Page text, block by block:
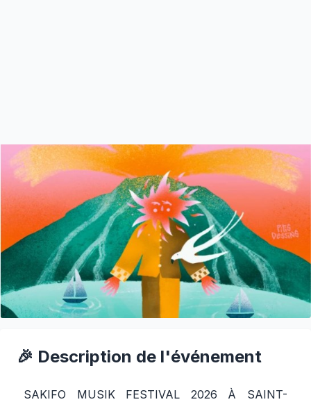
🎉 Description de l'événement
SAKIFO MUSIK FESTIVAL 2026 À SAINT-